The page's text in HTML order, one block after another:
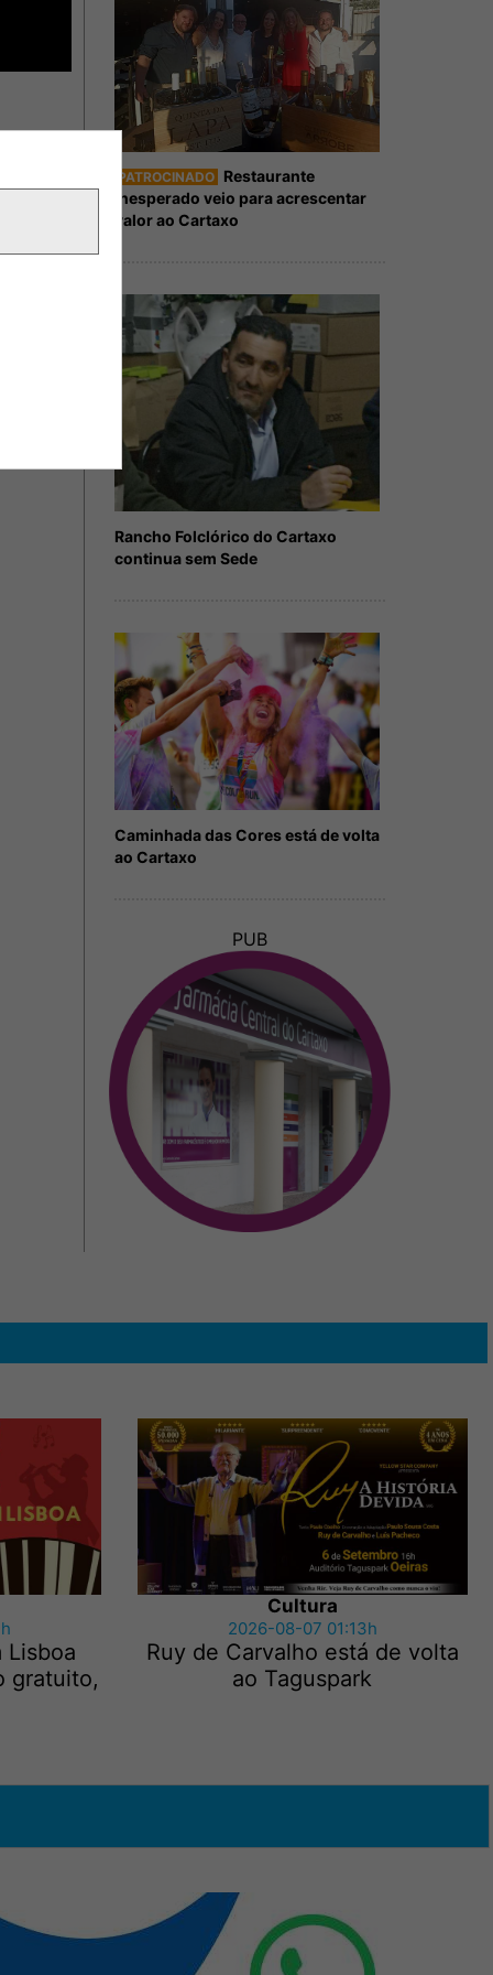
PATROCINADO Restaurante
Inesperado veio para acrescentar
valor ao Cartaxo
Rancho Folclórico do Cartaxo
continua sem Sede
Caminhada das Cores está de volta
ao Cartaxo
PUB
Lisboa
gratuito,
Cultura
2026-08-07 01:13h
Ruy de Carvalho está de volta
ao Taguspark